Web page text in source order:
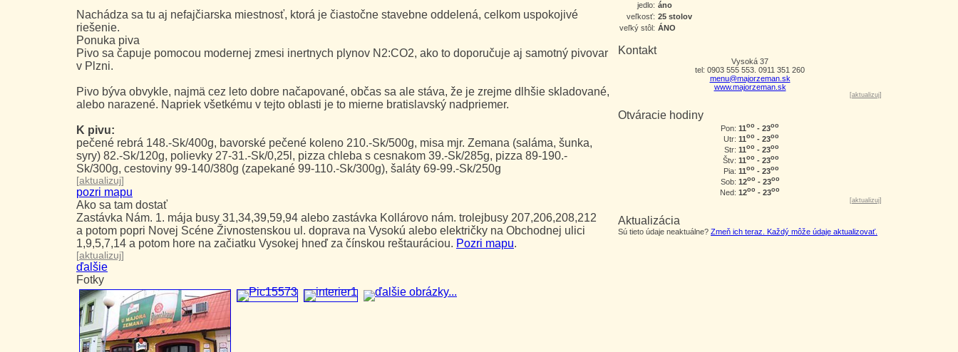
jedlo: áno
veľkosť: 25 stolov
veľký stôl: ÁNO
Kontakt
Vysoká 37
tel: 0903 555 553. 0911 351 260
menu@majorzeman.sk
www.majorzeman.sk
[aktualizuj]
Otváracie hodiny
Pon: 11oo - 23oo
Utr: 11oo - 23oo
Str: 11oo - 23oo
Štv: 11oo - 23oo
Pia: 11oo - 23oo
Sob: 12oo - 23oo
Ned: 12oo - 23oo
[aktualizuj]
Aktualizácia
Sú tieto údaje neaktuálne? Zmeň ich teraz. Každý môže údaje aktualizovať.
Nachádza sa tu aj nefajčiarska miestnosť, ktorá je čiastočne stavebne oddelená, celkom uspokojivé
riešenie.
Ponuka piva
Pivo sa čapuje pomocou modernej zmesi inertnych plynov N2:CO2, ako to doporučuje aj samotný pivovar
v Plzni.
Pivo býva obvykle, najmä cez leto dobre načapované, občas sa ale stáva, že je zrejme dlhšie skladované,
alebo narazené. Napriek všetkému v tejto oblasti je to mierne bratislavský nadpriemer.
K pivu:
pečené rebrá 148.-Sk/400g, bavorské pečené koleno 210.-Sk/500g, misa mjr. Zemana (saláma, šunka,
syry) 82.-Sk/120g, polievky 27-31.-Sk/0,25l, pizza chleba s cesnakom 39.-Sk/285g, pizza 89-190.-
Sk/300g, cestoviny 99-140/380g (zapekané 99-110.-Sk/300g), šaláty 69-99.-Sk/250g
[aktualizuj]
pozri mapu
Ako sa tam dostať
Zastávka Nám. 1. mája busy 31,34,39,59,94 alebo zastávka Kollárovo nám. trolejbusy 207,206,208,212
a potom popri Novej Scéne Živnostenskou ul. doprava na Vysokú alebo električky na Obchodnej ulici
1,9,5,7,14 a potom hore na začiatku Vysokej hneď za čínskou reštauráciou. Pozri mapu.
[aktualizuj]
ďalšie
Fotky